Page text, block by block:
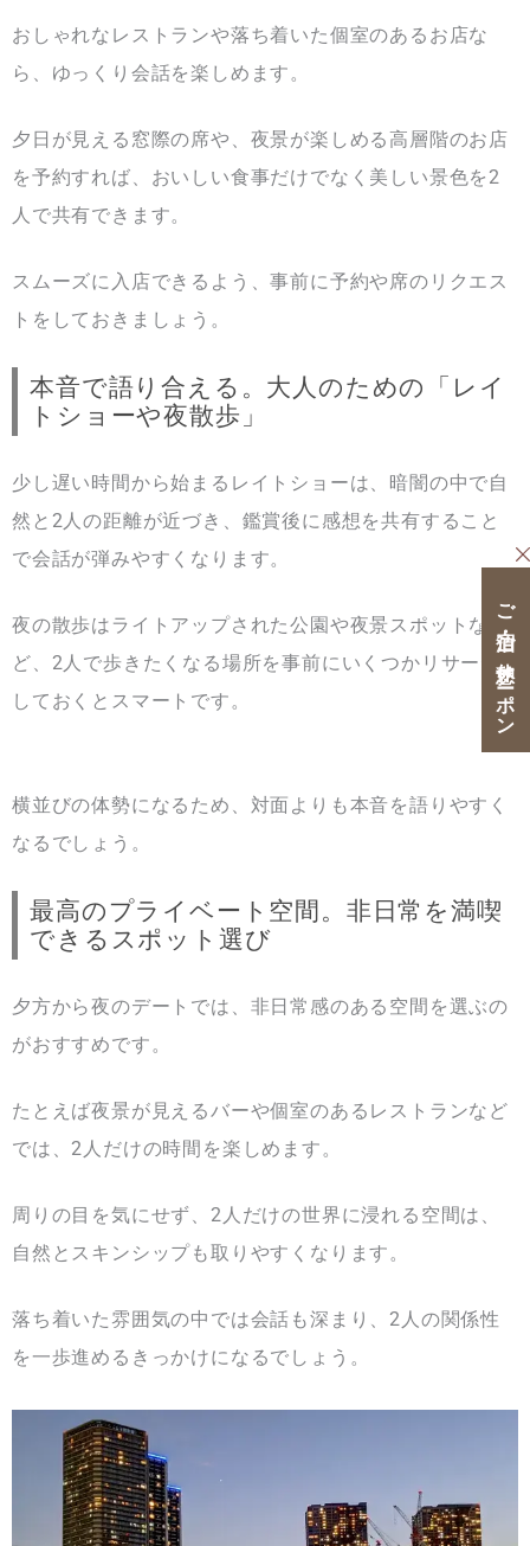
おしゃれなレストランや落ち着いた個室のあるお店な
ら、ゆっくり会話を楽しめます。
夕日が見える窓際の席や、夜景が楽しめる高層階のお店
を予約すれば、おいしい食事だけでなく美しい景色を2
人で共有できます。
スムーズに入店できるよう、事前に予約や席のリクエス
トをしておきましょう。
本音で語り合える。大人のための「レイ
トショーや夜散歩」
少し遅い時間から始まるレイトショーは、暗闇の中で自
然と2人の距離が近づき、鑑賞後に感想を共有すること
で会話が弾みやすくなります。
夜の散歩はライトアップされた公園や夜景スポットな
ど、2人で歩きたくなる場所を事前にいくつかリサーチ
しておくとスマートです。
横並びの体勢になるため、対面よりも本音を語りやすく
なるでしょう。
最高のプライベート空間。非日常を満喫
できるスポット選び
夕方から夜のデートでは、非日常感のある空間を選ぶの
がおすすめです。
たとえば夜景が見えるバーや個室のあるレストランなど
では、2人だけの時間を楽しめます。
周りの目を気にせず、2人だけの世界に浸れる空間は、
自然とスキンシップも取りやすくなります。
落ち着いた雰囲気の中では会話も深まり、2人の関係性
を一歩進めるきっかけになるでしょう。
ご宿泊・ご休憩クーポン